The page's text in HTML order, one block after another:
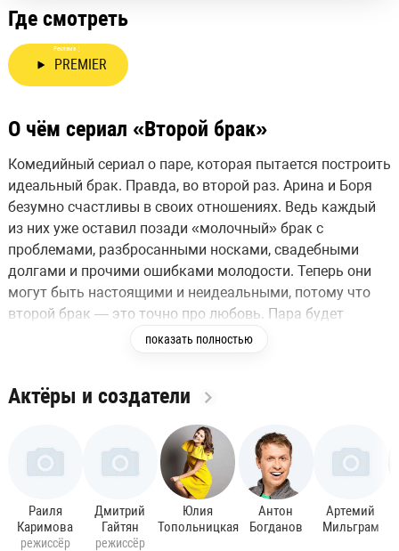
Где смотреть
Реклама ⋮
PREMIER
О чём сериал «Второй брак»
Комедийный сериал о паре, которая пытается построить
идеальный брак. Правда, во второй раз. Арина и Боря
безумно счастливы в своих отношениях. Ведь каждый
из них уже оставил позади «молочный» брак с
проблемами, разбросанными носками, свадебными
долгами и прочими ошибками молодости. Теперь они
могут быть настоящими и неидеальными, потому что
второй брак — это точно про любовь. Пара будет
разбираться с переездом, финансовой грамотностью,
показать полностью
Актёры и создатели
Раиля
Каримова
режиссёр
Дмитрий
Гайтян
режиссёр
Юлия
Топольницкая
Антон
Богданов
Артемий
Мильграм